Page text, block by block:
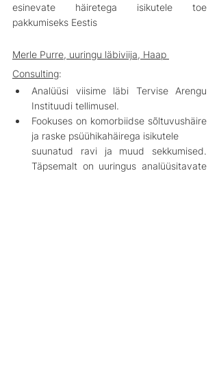
esinevate häiretega isikutele toe
pakkumiseks Eestis
Merle Purre, uuringu läbiviija, Haap
Consulting:
Analüüsi viisime läbi Tervise Arengu
Instituudi tellimusel.
Fookuses on komorbiidse sõltuvushäire
ja raske psüühikahäirega isikutele
suunatud ravi ja muud sekkumised.
Täpsemalt on uuringus analüüsitavate